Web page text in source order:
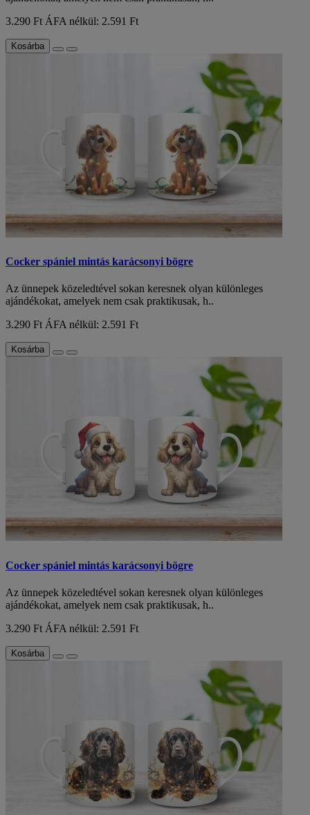
3.290 Ft ÁFA nélkül: 2.591 Ft
Kosárba
Cocker spániel mintás karácsonyi bögre
Az ünnepek közeledtével sokan keresnek olyan különleges
ajándékokat, amelyek nem csak praktikusak, h..
3.290 FtÁFA nélkül: 2.591 Ft
Kosárba
Cocker spániel mintás karácsonyi bögre
Az ünnepek közeledtével sokan keresnek olyan különleges
ajándékokat, amelyek nem csak praktikusak, h..
3.290 Ft ÁFA nélkül: 2.591 Ft
Kosárba